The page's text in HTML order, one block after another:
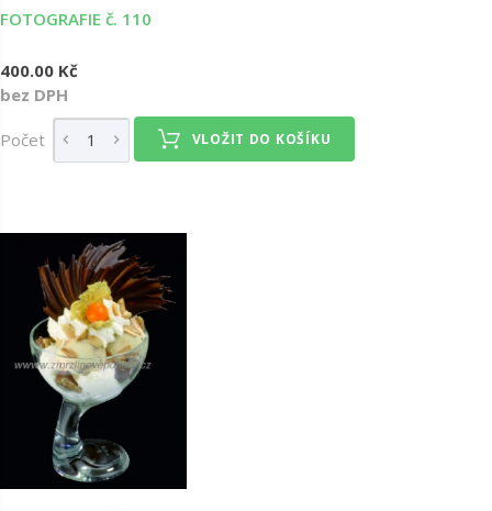
FOTOGRAFIE č. 110
400.00 Kč
bez DPH
Počet VLOŽIT DO KOŠÍKU